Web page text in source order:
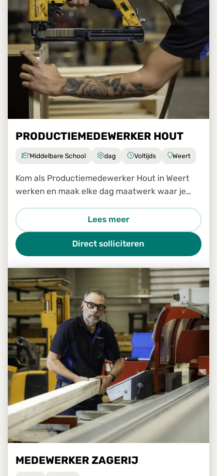
PRODUCTIEMEDEWERKER HOUT
Middelbare School dag Voltijds Weert
Kom als Productiemedewerker Hout in Weert
werken en maak elke dag maatwerk waar je
Lees meer
Direct solliciteren
MEDEWERKER ZAGERIJ